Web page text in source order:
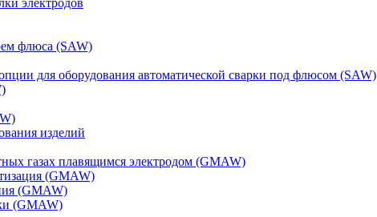
электродов
флюса (SAW)
для оборудования автоматической сварки под флюсом (SAW)
изделий
газах плавящимся электродом (GMAW)
(GMAW)
(GMAW)
(GMAW)